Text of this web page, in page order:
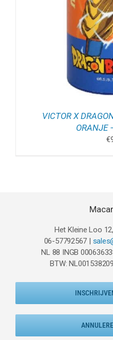
VICTOR X
ORANJE
€
Het Kleine Loo
06-57792567 |
NL 88 INGB
BTW: